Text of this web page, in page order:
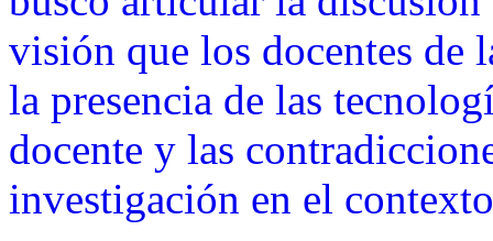
visión que los docentes de
la presencia de las
docente y las
investigación en el